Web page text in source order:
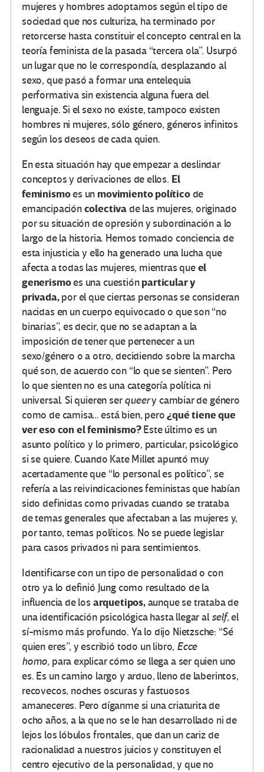
mujeres y hombres adoptamos según el tipo de
sociedad que nos culturiza, ha terminado por
retorcerse hasta constituir el concepto central en la
teoría feminista de la pasada “tercera ola”. Usurpó
un lugar que no le correspondía, desplazando al
sexo, que pasó a formar una entelequia
performativa sin existencia alguna fuera del
lenguaje. Si el sexo no existe, tampoco existen
hombres ni mujeres, sólo género, géneros infinitos
según los deseos de cada quien.
En esta situación hay que empezar a deslindar
conceptos y derivaciones de ellos. El
feminismoes un movimiento políticode
emancipacióncolectivade las mujeres, originado
por su situación de opresión y subordinación a lo
largo de la historia. Hemos tomado conciencia de
esta injusticia y ello ha generado una lucha que
afecta a todas las mujeres, mientras queel
generismoes una cuestiónparticular y
privada,por el que ciertas personas se consideran
nacidas en un cuerpo equivocado o que son “no
binarias”, es decir, que no se adaptan a la
imposición de tener que pertenecer a un
sexo/género o a otro, decidiendo sobre la marcha
qué son, de acuerdo con “lo que se sienten”. Pero
lo que sienten no es una categoría política ni
universal. Si quieren serqueery cambiar de género
como de camisa… está bien, pero¿qué tiene que
ver eso con el feminismo?Este último es un
asunto político y lo primero, particular, psicológico
si se quiere. Cuando Kate Millet apuntó muy
acertadamente que “lo personal es político”, se
refería a las reivindicaciones feministas que habían
sido definidas como privadas cuando se trataba
de temas generales que afectaban a las mujeres y,
por tanto, temas políticos. No se puede legislar
para casos privados ni para sentimientos.
Identificarse con un tipo de personalidad o con
otro ya lo definió Jung como resultado de la
influencia de los arquetipos,aunque se trataba de
una identificación psicológica hasta llegar al self,el
sí-mismo más profundo. Ya lo dijo Nietzsche: “Sé
quien eres”, y escribió todo un libro, Ecce
homo, para explicar cómo se llega a ser quien uno
es. Es un camino largo y arduo, lleno de laberintos,
recovecos, noches oscuras y fastuosos
amaneceres. Pero díganme si una criaturita de
ocho años, a la que no se le han desarrollado ni de
lejos los lóbulos frontales, que dan un cariz de
racionalidad a nuestros juicios y constituyen el
centro ejecutivo de la personalidad, y que no